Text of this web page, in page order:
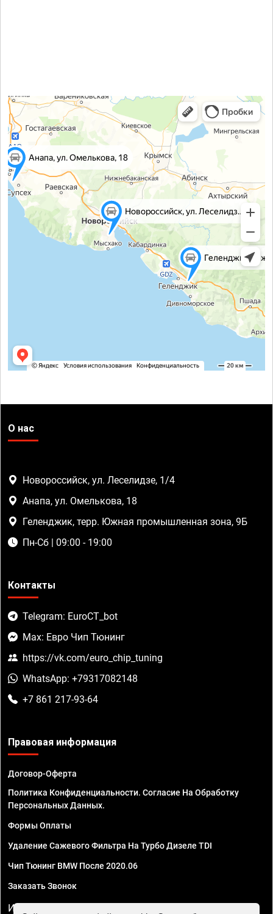
О нас
Новороссийск, ул. Леселидзе, 1/4
Анапа, ул. Омелькова, 18
Геленджик, терр. Южная промышленная зона, 9Б
Пн-Сб | 09:00 - 19:00
Контакты
Telegram: EuroCT_bot
Max: Евро Чип Тюнинг
https://vk.com/euro_chip_tuning
WhatsApp: +79317082148
+7 861 217-93-64
Правовая информация
Договор-Оферта
Политика Конфиденциальности. Согласие На Обработку
Персональных Данных.
Формы Оплаты
Удаление Сажевого Фильтра На Турбо Дизеле TDI
Чип Тюнинг BMW После 2020.06
Заказать Звонок
ИП Смирнов Георгий Павлович. ИНН 781302555843,